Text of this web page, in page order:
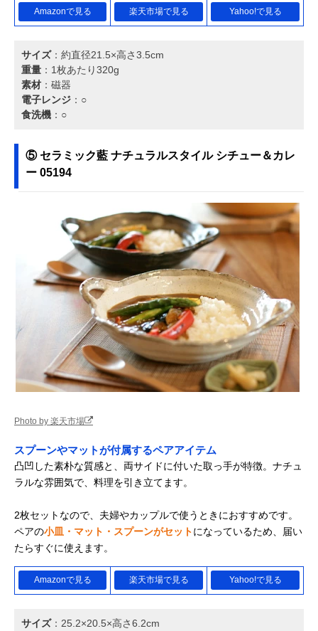
Amazonで見る 楽天市場で見る Yahoo!で見る
サイズ：約直径21.5×高さ3.5cm
重量 ：1枚あたり320g
素材 ：磁器
電子レンジ ：○
食洗機 ：○
⑤ ‎セラミック藍 ナチュラルスタイル シチュー＆カレ
ー 05194
Photo by 楽天市場
スプーンやマットが付属するペアアイテム
凸凹した素朴な質感と、両サイドに付いた取っ手が特徴。ナチュ
ラルな雰囲気で、料理を引き立てます。
2枚セットなので、夫婦やカップルで使うときにおすすめです。
ペアの小皿・マット・スプーンがセットになっているため、届い
たらすぐに使えます。
Amazonで見る 楽天市場で見る Yahoo!で見る
サイズ：25.2×20.5×高さ6.2cm